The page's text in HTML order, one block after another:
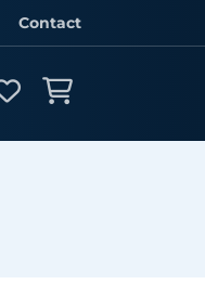
Contact